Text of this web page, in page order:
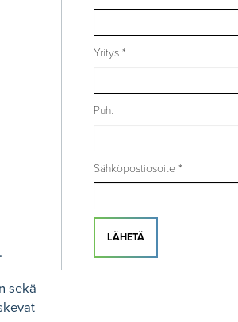
sekä
Yritys *
Puh.
Sähköpostiosoite *
LÄHETÄ